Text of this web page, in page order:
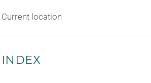
Current location
INDEX